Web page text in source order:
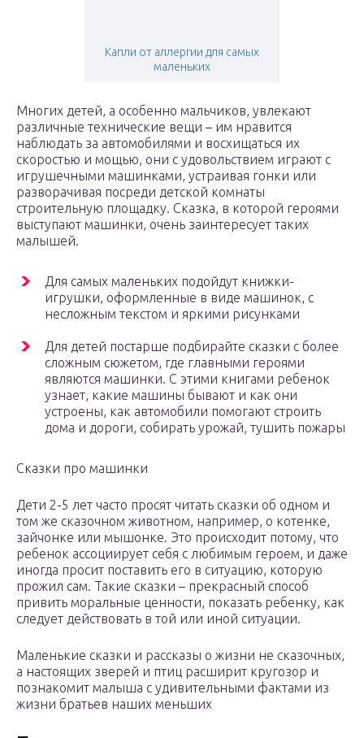
Капли от аллергии для самых
маленьких
Многих детей, а особенно мальчиков, увлекают
различные технические вещи – им нравится
наблюдать за автомобилями и восхищаться их
скоростью и мощью, они с удовольствием играют с
игрушечными машинками, устраивая гонки или
разворачивая посреди детской комнаты
строительную площадку. Сказка, в которой героями
выступают машинки, очень заинтересует таких
малышей.
Для самых маленьких подойдут книжки-
игрушки, оформленные в виде машинок, с
несложным текстом и яркими рисунками
Для детей постарше подбирайте сказки с более
сложным сюжетом, где главными героями
являются машинки. С этими книгами ребенок
узнает, какие машины бывают и как они
устроены, как автомобили помогают строить
дома и дороги, собирать урожай, тушить пожары
Сказки про машинки
Дети 2-5 лет часто просят читать сказки об одном и
том же сказочном животном, например, о котенке,
зайчонке или мышонке. Это происходит потому, что
ребенок ассоциирует себя с любимым героем, и даже
иногда просит поставить его в ситуацию, которую
прожил сам. Такие сказки – прекрасный способ
привить моральные ценности, показать ребенку, как
следует действовать в той или иной ситуации.
Маленькие сказки и рассказы о жизни не сказочных,
а настоящих зверей и птиц расширит кругозор и
познакомит малыша с удивительными фактами из
жизни братьев наших меньших